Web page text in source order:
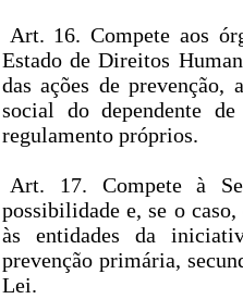
Art. 16. Compete aos
Estado de Direitos
das ações de prevenção,
social do dependente
regulamento próprios.
Art. 17. Compete à
possibilidade e, se o
às entidades da
prevenção primária,
Lei.